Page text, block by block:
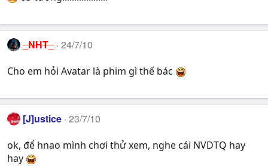
_NHT_ 24/7/10
Cho em hỏi Avatar là phim gì thế bác
[J]ustice 23/7/10
ok, để hnao mình chơi thử xem, nghe cái NVDTQ hay
hay